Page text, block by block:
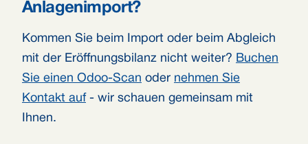
Anlagenimport?
Kommen Sie beim Import oder beim Abgleich
mit der Eröffnungsbilanz nicht weiter? Buchen
Sie einen Odoo-Scan oder nehmen Sie
Kontakt auf- wir schauen gemeinsam mit
Ihnen.